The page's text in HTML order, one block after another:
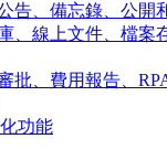
告、備忘錄、公開
、線上文件、檔案
批、費用報告、
功能